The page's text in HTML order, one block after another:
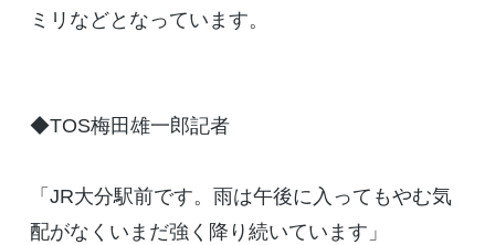
ミリなどとなっています。
◆TOS梅田雄一郎記者
「JR大分駅前です。雨は午後に入ってもやむ気
配がなくいまだ強く降り続いています」